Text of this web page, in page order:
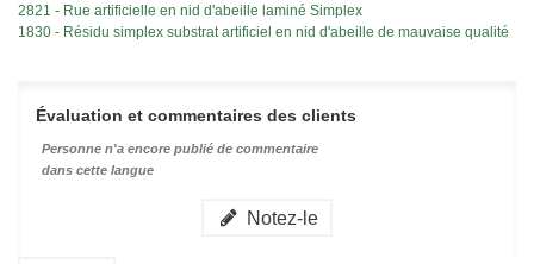
2821 - Rue artificielle en nid d'abeille laminé Simplex
1830 - Résidu simplex substrat artificiel en nid d'abeille de mauvaise qualité
Évaluation et commentaires des clients
Personne n'a encore publié de commentaire
dans cette langue
Notez-le